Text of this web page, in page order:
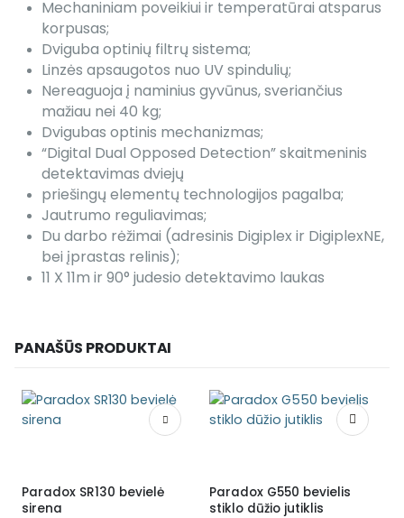
Mechaniniam poveikiui ir temperatūrai atsparus
korpusas;
Dviguba optinių filtrų sistema;
Linzės apsaugotos nuo UV spindulių;
Nereaguoja į naminius gyvūnus, sveriančius
mažiau nei 40 kg;
Dvigubas optinis mechanizmas;
“Digital Dual Opposed Detection” skaitmeninis
detektavimas dviejų
priešingų elementų technologijos pagalba;
Jautrumo reguliavimas;
Du darbo rėžimai (adresinis Digiplex ir DigiplexNE,
bei įprastas relinis);
11 X 11m ir 90° judesio detektavimo laukas
PANAŠŪS PRODUKTAI
Paradox SR130 bevielė
sirena
Paradox G550 bevielis
stiklo dūžio jutiklis